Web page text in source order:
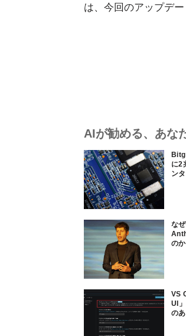
は、今回のアップデー
AIが勧める、あな
に2
ン
な
の
VS
UI
の